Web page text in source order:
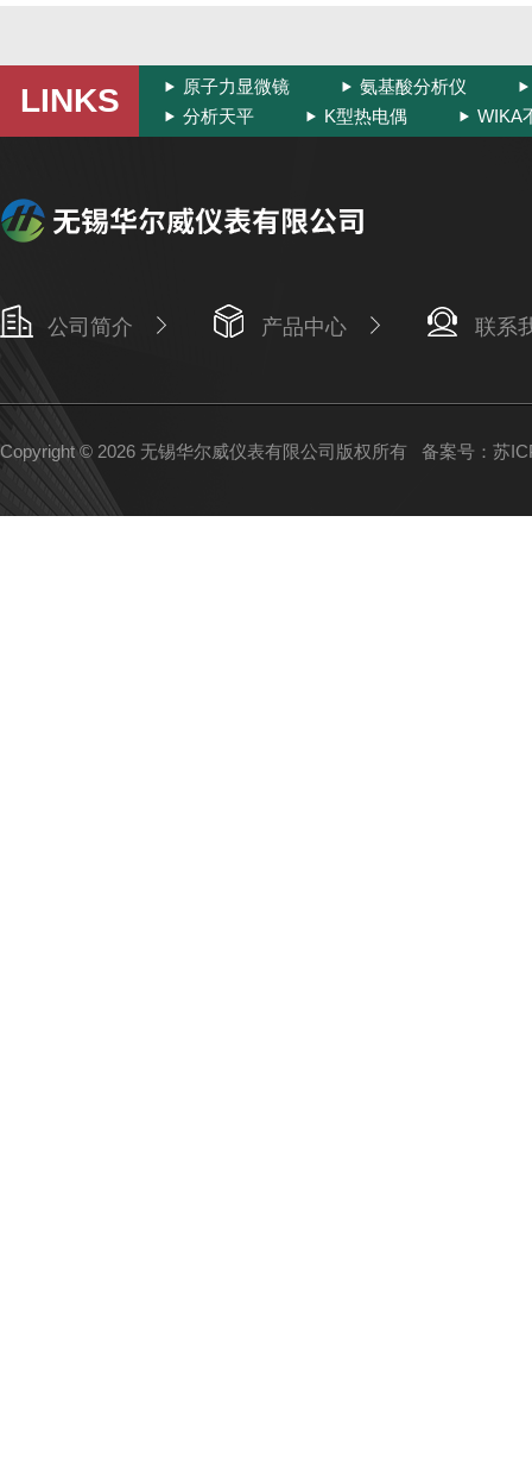
LINKS 原子力显微镜
氨基酸分析仪
分析天平
K型热电偶 WIKA
公司简介 产品中心 联系
Copyright © 2026 无锡华尔威仪表有限公司版权所有 备案号：苏